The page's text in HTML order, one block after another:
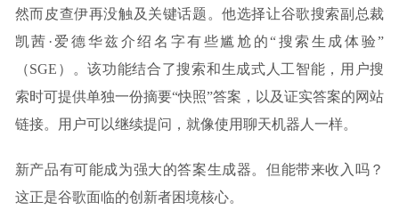
然而皮查伊再没触及关键话题。他选择让谷歌搜索副总裁
凯茜·爱德华兹介绍名字有些尴尬的“搜索生成体验”
（SGE）。该功能结合了搜索和生成式人工智能，用户搜
索时可提供单独一份摘要“快照”答案，以及证实答案的网站
链接。用户可以继续提问，就像使用聊天机器人一样。
新产品有可能成为强大的答案生成器。但能带来收入吗？
这正是谷歌面临的创新者困境核心。